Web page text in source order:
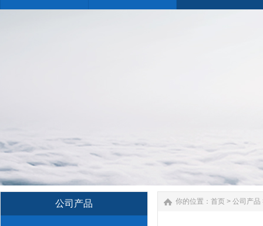
公司产品 你的位置： 首页 > 公司产品